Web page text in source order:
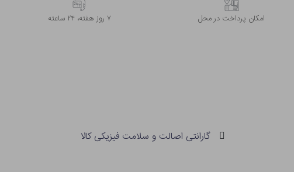
امکان پرداخت در محل ۷ روز ﻫﻔﺘﻪ، ۲۴ ﺳﺎﻋﺘﻪ
گارانتی اصالت و سلامت فیزیکی کالا